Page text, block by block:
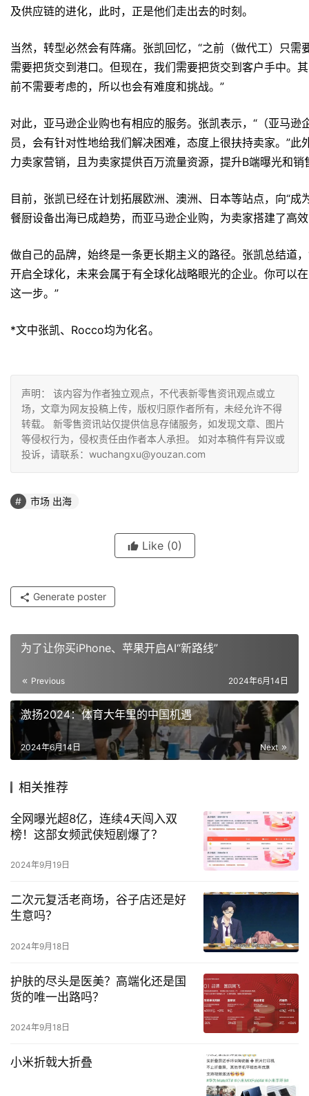
及供应链的进化，此时，正是他们走出去的时刻。
当然，转型必然会有阵痛。张凯回忆，“之前（做代工）只
需要把货交到港口。但现在，我们需要把货交到客户手中。
前不需要考虑的，所以也会有难度和挑战。”
对此，亚马逊企业购也有相应的服务。张凯表示，“（亚马
员，会有针对性地给我们解决困难，态度上很扶持卖家。”
力卖家营销，且为卖家提供百万流量资源，提升B端曝光和销
目前，张凯已经在计划拓展欧洲、澳洲、日本等站点，向“
餐厨设备出海已成趋势，而亚马逊企业购，为卖家搭建了高
做自己的品牌，始终是一条更长期主义的路径。张凯总结道
开启全球化，未来会属于有全球化战略眼光的企业。你可以
这一步。”
*文中张凯、Rocco均为化名。
声明： 该内容为作者独立观点，不代表新零售资讯观点或立
场，文章为网友投稿上传，版权归原作者所有，未经允许不得
转载。 新零售资讯站仅提供信息存储服务，如发现文章、图片
等侵权行为，侵权责任由作者本人承担。 如对本稿件有异议或
投诉，请联系：wuchangxu@youzan.com
市场 出海
Like (0)
Generate poster
为了让你买iPhone、苹果开启AI“新路线”
Previous 2024年6月14日
激扬2024：体育大年里的中国机遇
Next
2024年6月14日
相关推荐
全网曝光超8亿，连续4天闯入双
榜！这部女频武侠短剧爆了？
2024年9月19日
二次元复活老商场，谷子店还是好
生意吗？
2024年9月18日
护肤的尽头是医美？高端化还是国
货的唯一出路吗？
2024年9月18日
小米折戟大折叠